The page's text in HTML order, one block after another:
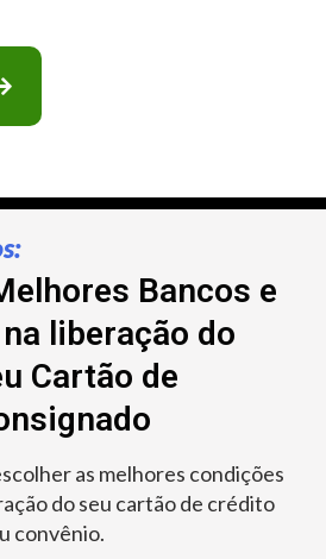
Bancos e
liberação do
Cartão de
as melhores condições
do seu cartão de crédito
convênio.